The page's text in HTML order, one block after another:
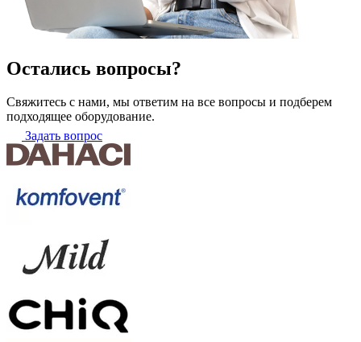
Остались вопросы?
Свяжитесь с нами, мы ответим на все вопросы и подберем
подходящее оборудование.
Задать вопрос